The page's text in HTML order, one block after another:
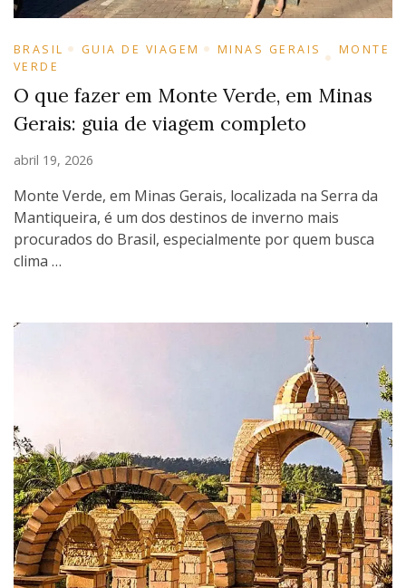
BRASIL GUIA DE VIAGEM MINAS GERAIS
MONTE
VERDE
O que fazer em Monte Verde, em Minas
Gerais: guia de viagem completo
abril 19, 2026
Monte Verde, em Minas Gerais, localizada na Serra da
Mantiqueira, é um dos destinos de inverno mais
procurados do Brasil, especialmente por quem busca
clima …